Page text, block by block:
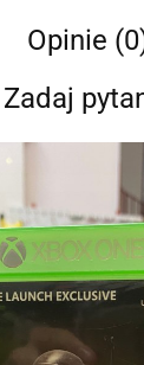
Opinie
Zadaj